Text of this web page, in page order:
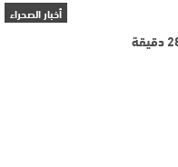
أخبار الصحراء